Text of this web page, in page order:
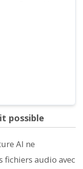
possible
AI ne
fichiers audio avec